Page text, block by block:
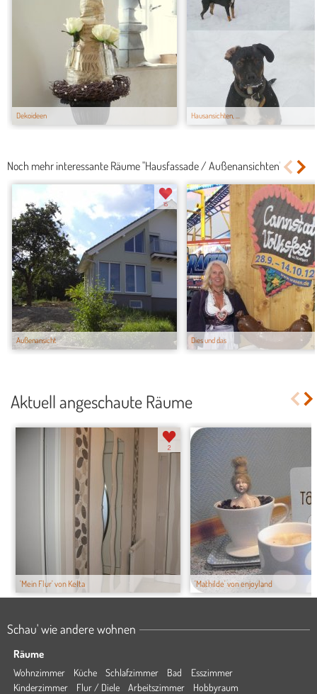
Dekoideen Hausansichten, ...
Noch mehr interessante Räume "Hausfassade / Außenansichten"
Außenansicht
15
Dies und das
Aktuell angeschaute Räume
'Mein Flur' von Kelta
2
'Mathilde' von enjoyland
Schau' wie andere wohnen
Räume
Wohnzimmer Küche Schlafzimmer Bad
Esszimmer
Kinderzimmer
Flur / Diele Arbeitszimmer
Hobbyraum